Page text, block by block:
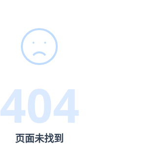
404
页面未找到